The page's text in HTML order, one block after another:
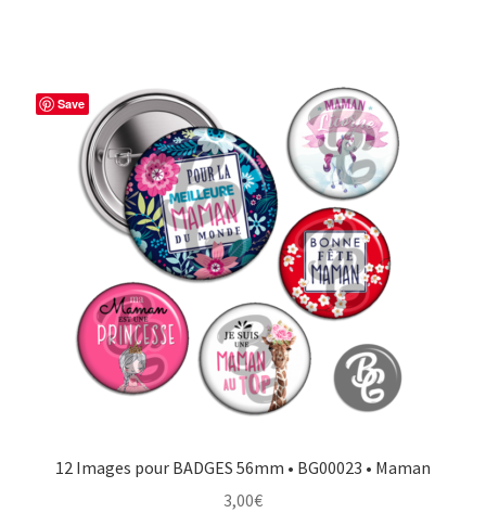
Save
12 Images pour BADGES 56mm • BG00023 • Maman
3,00€